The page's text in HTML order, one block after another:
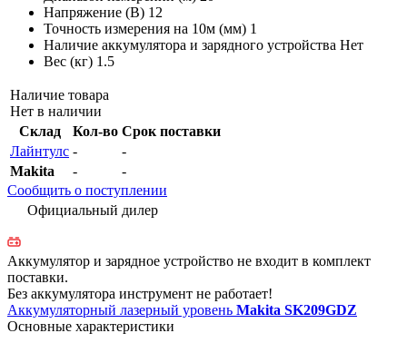
Напряжение (В) 12
Точность измерения на 10м (мм) 1
Наличие аккумулятора и зарядного устройства Нет
Вес (кг) 1.5
Наличие товара
Нет в наличии
Склад
Кол-во Срок поставки
Лайнтулс -
-
Makita
-
-
Сообщить о поступлении
Официальный дилер
Аккумулятор и зарядное устройство не входит в комплект
поставки.
Без аккумулятора инструмент не работает!
Аккумуляторный лазерный уровень Makita SK209GDZ
Основные характеристики